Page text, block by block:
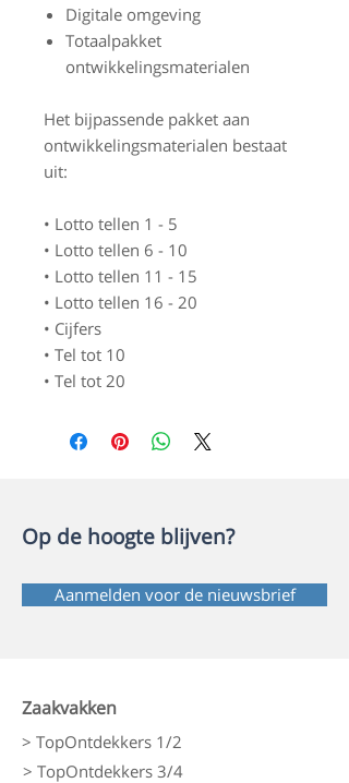
Digitale omgeving
Totaalpakket
ontwikkelingsmaterialen
Het bijpassende pakket aan
ontwikkelingsmaterialen bestaat
uit:
• Lotto tellen 1 - 5
• Lotto tellen 6 - 10
• Lotto tellen 11 - 15
• Lotto tellen 16 - 20
• Cijfers
• Tel tot 10
• Tel tot 20
Op de hoogte blijven?
Aanmelden voor de nieuwsbrief
Zaakvakken
> TopOntdekkers 1/2
> TopOntdekkers 3/4